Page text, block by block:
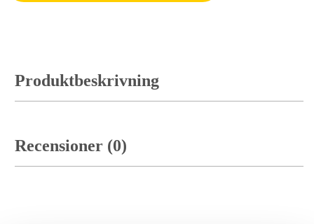
Produktbeskrivning
Recensioner (0)